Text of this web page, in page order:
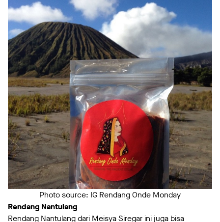
Photo source: IG Rendang Onde Monday
Rendang Nantulang
Rendang Nantulang dari Meisya Siregar ini juga bisa